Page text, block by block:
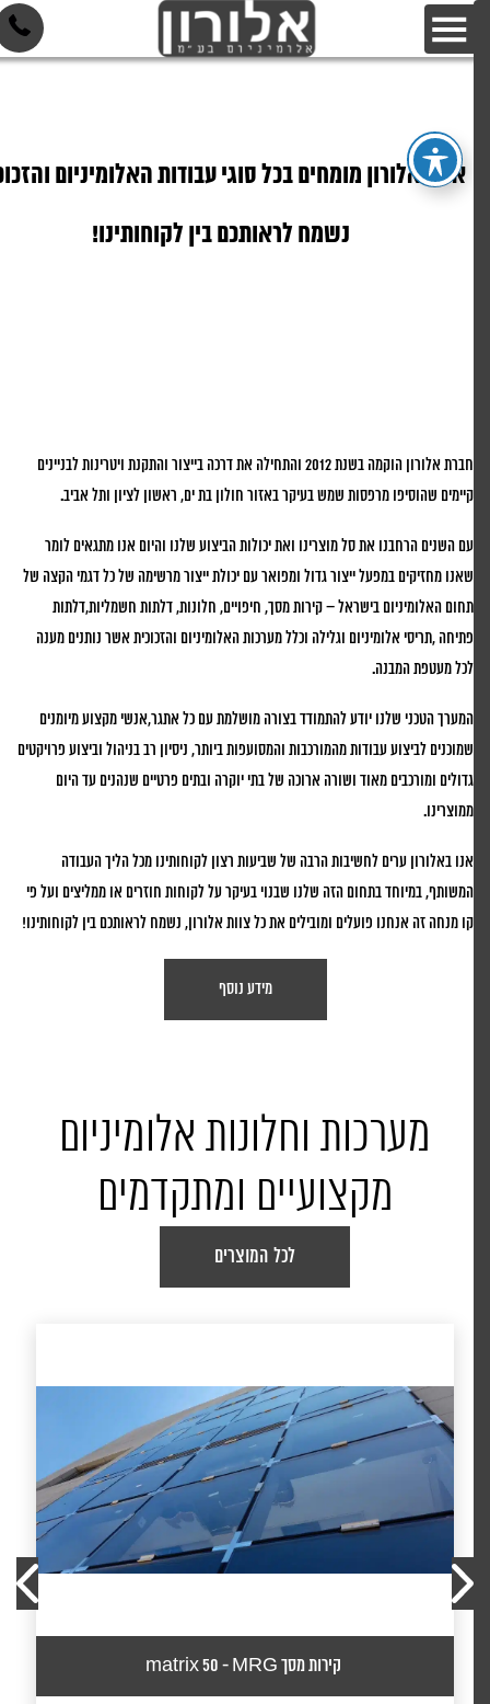
דף הבית
אנו באלורון מומחים בכל סוגי עבודות האלומיניום
נשמח לראותכם בין לקוחותינו!
חברת אלורון הוקמה בשנת 2012 והתחילה את דרכה בייצור והתקנת ויטרינות לבניינים
קיימים שהוסיפו מרפסות שמש בעיקר באזור חולון בת ים, ראשון לציון ותל אביב.
עם השנים הרחבנו את סל מוצרינו ואת יכולות הביצוע שלנו והיום אנו מתגאים לומר
שאנו מחזיקים במפעל ייצור גדול ומפואר עם יכולת ייצור מרשימה של כל דגמי הקצה של
תחום האלומיניום בישראל – קירות מסך, חיפויים, חלונות, דלתות חשמליות,דלתות
פתיחה ,תריסי אלומיניום וגלילה וכלל מערכות האלומיניום והזכוכית אשר נותנים מענה
לכל מעטפת המבנה.
המערך הטכני שלנו יודע להתמודד בצורה מושלמת עם כל אתגר,אנשי מקצוע מיומנים
שמוכנים לביצוע עבודות מהמורכבות והמסועפות ביותר, ניסיון רב בניהול וביצוע פרויקטים
גדולים ומורכבים מאוד ושורה ארוכה של בתי יוקרה ובתים פרטיים שנהנים עד היום
ממוצרינו.
אנו באלורון ערים לחשיבות הרבה של שביעות רצון לקוחותינו מכל הליך העבודה
המשותף, במיוחד בתחום הזה שלנו שבנוי בעיקר על לקוחות חוזרים או ממליצים ועל פי
קו מנחה זה אנחנו פועלים ומובילים את כל צוות אלורון, נשמח לראותכם בין לקוחותינו!
מידע נוסף
מערכות וחלונות אלומיניום
מקצועיים ומתקדמים
לכל המוצרים
קירות מסך matrix 50 - MRG